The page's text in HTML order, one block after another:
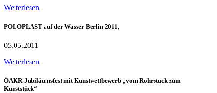
Weiterlesen
POLOPLAST auf der Wasser Berlin 2011,
05.05.2011
Weiterlesen
ÖAKR-Jubiläumsfest mit Kunstwettbewerb „vom Rohrstück zum
Kunststück“